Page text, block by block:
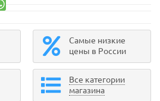
Самые низкие
цены в России
Все категории
магазина